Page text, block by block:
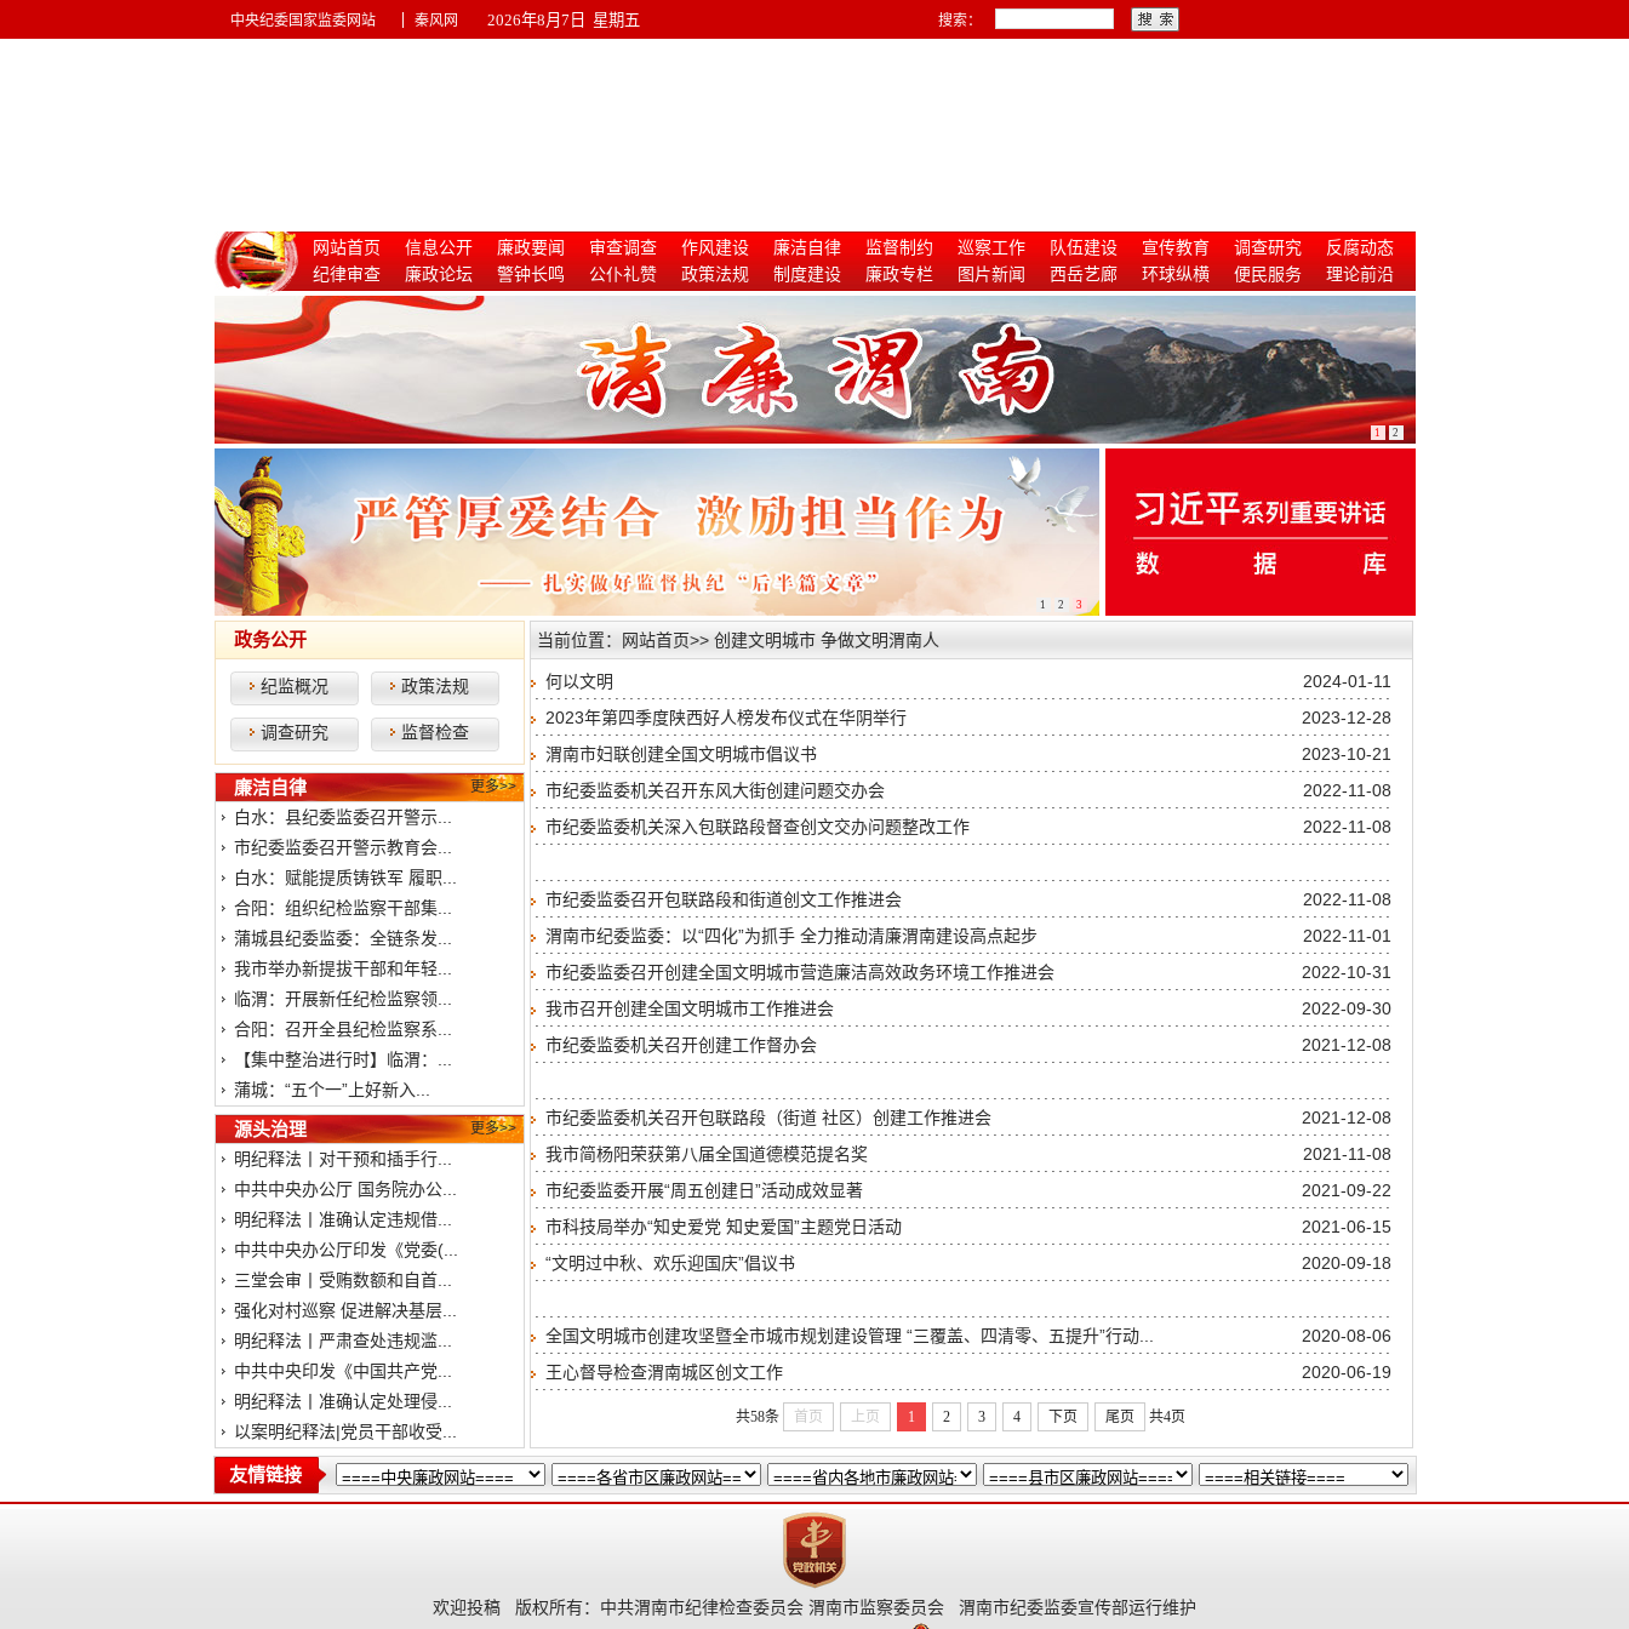
中央纪委国家监委网站 秦风网 2026年8月7日 星期五 搜索：
网站首页 信息公开 廉政要闻 审查调查 作风建设 廉洁自律 监督制约 巡察工作 队伍建设 宣传教育 调查研究
反腐动态
纪律审查
廉政论坛 警钟长鸣 公仆礼赞 政策法规 制度建设 廉政专栏 图片新闻 西岳艺廊 环球纵横 便民服务
理论前沿
惩治腐败
1 2
1 2 3
政务公开
纪监概况 政策法规
调查研究 监督检查
更多>>
廉洁自律
白水：县纪委监委召开警示...
市纪委监委召开警示教育会...
白水：赋能提质铸铁军 履职...
合阳：组织纪检监察干部集...
蒲城县纪委监委：全链条发...
我市举办新提拔干部和年轻...
临渭：开展新任纪检监察领...
合阳：召开全县纪检监察系...
【集中整治进行时】临渭：...
蒲城：“五个一”上好新入...
更多>>
源头治理
明纪释法丨对干预和插手行...
中共中央办公厅 国务院办公...
明纪释法丨准确认定违规借...
中共中央办公厅印发《党委(...
三堂会审丨受贿数额和自首...
强化对村巡察 促进解决基层...
明纪释法丨严肃查处违规滥...
中共中央印发《中国共产党...
明纪释法丨准确认定处理侵...
以案明纪释法|党员干部收受...
当前位置： 网站首页>> 创建文明城市 争做文明渭南人
2024-01-11
何以文明
2023-12-28
2023年第四季度陕西好人榜发布仪式在华阴举行
2023-10-21
渭南市妇联创建全国文明城市倡议书
2022-11-08
市纪委监委机关召开东风大街创建问题交办会
2022-11-08
市纪委监委机关深入包联路段督查创文交办问题整改工作
2022-11-08
市纪委监委召开包联路段和街道创文工作推进会
2022-11-01
渭南市纪委监委：以“四化”为抓手 全力推动清廉渭南建设高点起步
2022-10-31
市纪委监委召开创建全国文明城市营造廉洁高效政务环境工作推进会
2022-09-30
我市召开创建全国文明城市工作推进会
2021-12-08
市纪委监委机关召开创建工作督办会
2021-12-08
市纪委监委机关召开包联路段（街道 社区）创建工作推进会
2021-11-08
我市简杨阳荣获第八届全国道德模范提名奖
2021-09-22
市纪委监委开展“周五创建日”活动成效显著
2021-06-15
市科技局举办“知史爱党 知史爱国”主题党日活动
2020-09-18
“文明过中秋、欢乐迎国庆”倡议书
2020-08-06
全国文明城市创建攻坚暨全市城市规划建设管理 “三覆盖、四清零、五提升”行动...
2020-06-19
王心督导检查渭南城区创文工作
共58条 首页 上页 1 2 3 4 下页 尾页 共4页
友情链接
欢迎投稿 版权所有：中共渭南市纪律检查委员会 渭南市监察委员会 渭南市纪委监委宣传部运行维护